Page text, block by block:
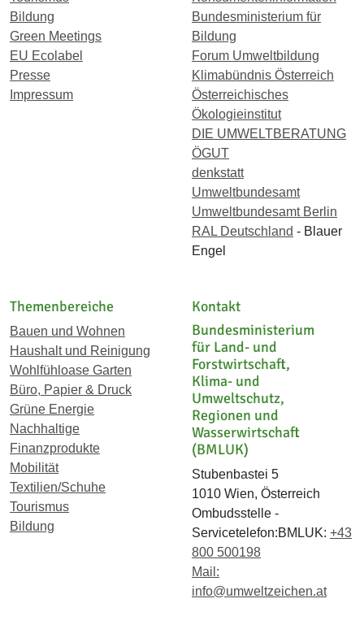
Bildung
Green Meetings
EU Ecolabel
Presse
Impressum
Bundesministerium für
Bildung
Forum Umweltbildung
Klimabündnis Österreich
Österreichisches
Ökologieinstitut
DIE UMWELTBERATUNG
ÖGUT
denkstatt
Umweltbundesamt
Umweltbundesamt Berlin
RAL Deutschland - Blauer
Engel
Themenbereiche
Bauen und Wohnen
Haushalt und Reinigung
Wohlfühloase Garten
Büro, Papier & Druck
Grüne Energie
Nachhaltige
Finanzprodukte
Mobilität
Textilien/Schuhe
Tourismus
Bildung
Kontakt
Bundesministerium
für Land- und
Forstwirtschaft,
Klima- und
Umweltschutz,
Regionen und
Wasserwirtschaft
(BMLUK)
Stubenbastei 5
1010 Wien, Österreich
Ombudsstelle -
Servicetelefon:BMLUK: +43
800 500198
Mail:
info@umweltzeichen.at